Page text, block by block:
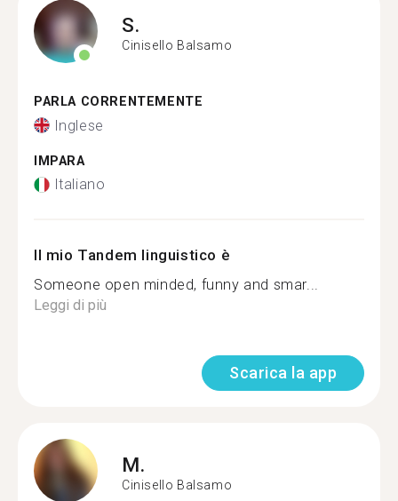
S.
Cinisello Balsamo
PARLA CORRENTEMENTE
Inglese
IMPARA
Italiano
Il mio Tandem linguistico è
Someone open minded, funny and smar...
Leggi di più
Scarica la app
M.
Cinisello Balsamo